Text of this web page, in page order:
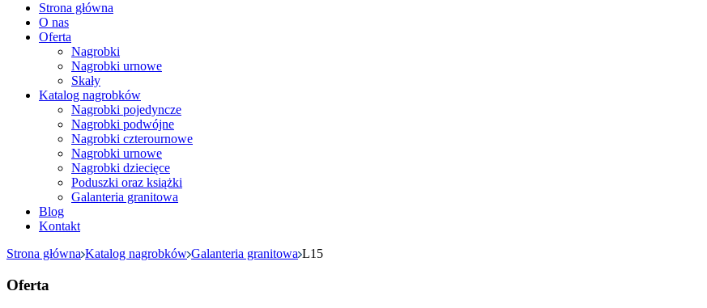
Strona główna
O nas
Oferta
Nagrobki
Nagrobki urnowe
Skały
Katalog nagrobków
Nagrobki pojedyncze
Nagrobki podwójne
Nagrobki czterournowe
Nagrobki urnowe
Nagrobki dziecięce
Poduszki oraz książki
Galanteria granitowa
Blog
Kontakt
Strona główna Katalog nagrobków Galanteria granitowa L15
Oferta